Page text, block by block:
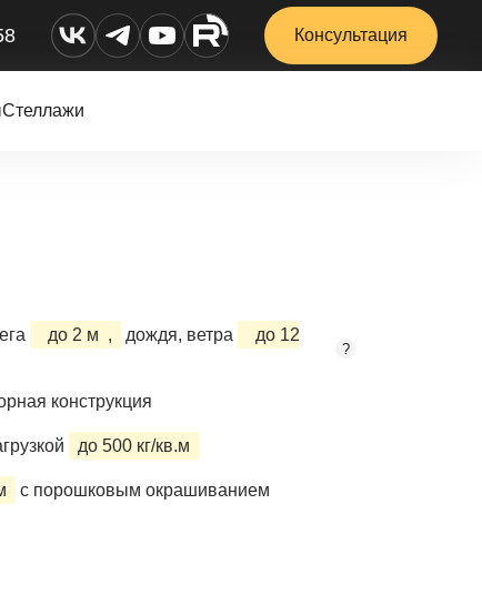
Консультация
Стеллажи
до 2 м , дождя, ветра
до 12
?
конструкция
до 500 кг/кв.м
с порошковым окрашиванием